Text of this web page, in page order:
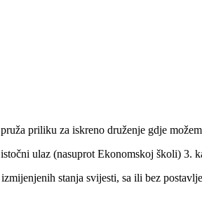
priliku za iskreno druženje gdje
ulaz (nasuprot Ekonomskoj školi) 3.
stanja svijesti, sa ili bez